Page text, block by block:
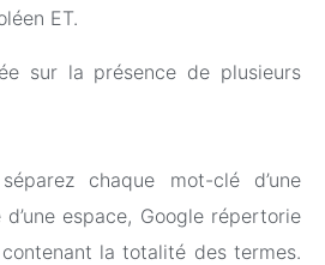
ET.
sur la présence de plusieurs
chaque mot-clé d’une
d’une espace, Google répertorie
la totalité des termes.